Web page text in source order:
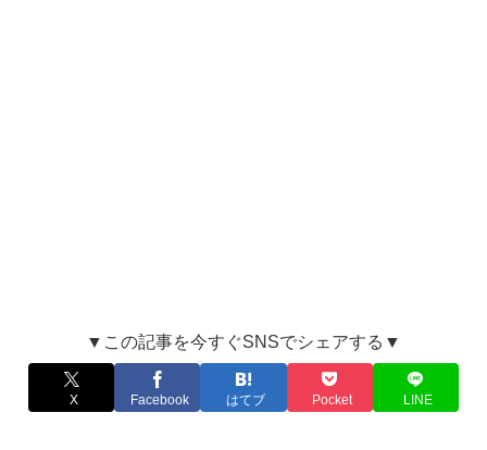
▼この記事を今すぐSNSでシェアする▼
X Facebook はてブ Pocket LINE